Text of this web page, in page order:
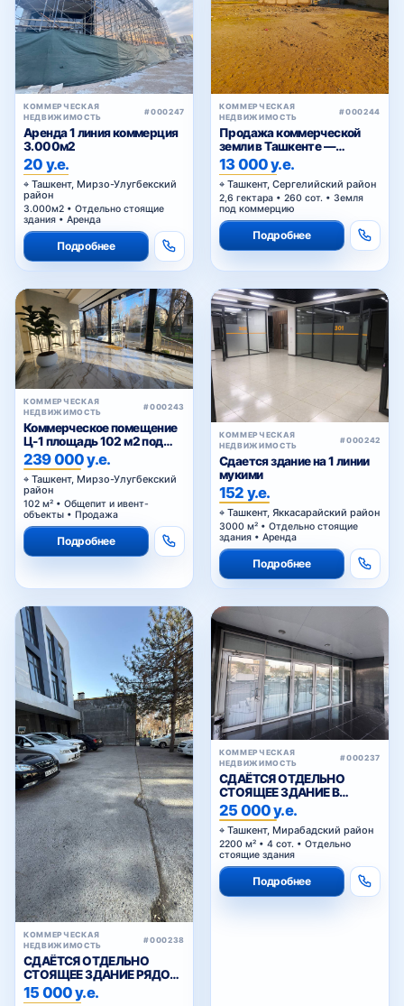
КОММЕРЧЕСКАЯ
НЕДВИЖИМОСТЬ
#000247
Аренда 1 линия коммерция
3.000м2
20 у.е.
Ташкент, Мирзо-Улугбекский
район
3.000м2 • Отдельно стоящие
здания • Аренда
Подробнее
КОММЕРЧЕСКАЯ
НЕДВИЖИМОСТЬ
#000244
Продажа коммерческой
земли в Ташкенте —
участок промышленного
назначения 2,6 га в Янги-
Хаётском районе
13 000 у.е.
Ташкент, Сергелийский район
2,6 гектара • 260 сот. • Земля
под коммерцию
Подробнее
КОММЕРЧЕСКАЯ
НЕДВИЖИМОСТЬ
#000243
Коммерческое помещение
Ц-1 площадь 102 м2 под
любой вид коммерции 1
этаж
239 000 у.е.
Ташкент, Мирзо-Улугбекский
район
102 м² • Общепит и ивент-
объекты • Продажа
Подробнее
КОММЕРЧЕСКАЯ
НЕДВИЖИМОСТЬ
#000242
Сдается здание на 1 линии
мукими
152 у.е.
Ташкент, Яккасарайский район
3000 м² • Отдельно стоящие
здания • Аренда
Подробнее
КОММЕРЧЕСКАЯ
НЕДВИЖИМОСТЬ
#000238
СДАЁТСЯ ОТДЕЛЬНО
СТОЯЩЕЕ ЗДАНИЕ РЯДОМ
С ЖИГУЛИ БАР
15 000 у.е.
КОММЕРЧЕСКАЯ
НЕДВИЖИМОСТЬ
#000237
СДАЁТСЯ ОТДЕЛЬНО
СТОЯЩЕЕ ЗДАНИЕ В
АРЕНДУ В МИРАБАДСКОМ
РАЙОНЕ
25 000 у.е.
Ташкент, Мирабадский район
2200 м² • 4 сот. • Отдельно
стоящие здания
Подробнее